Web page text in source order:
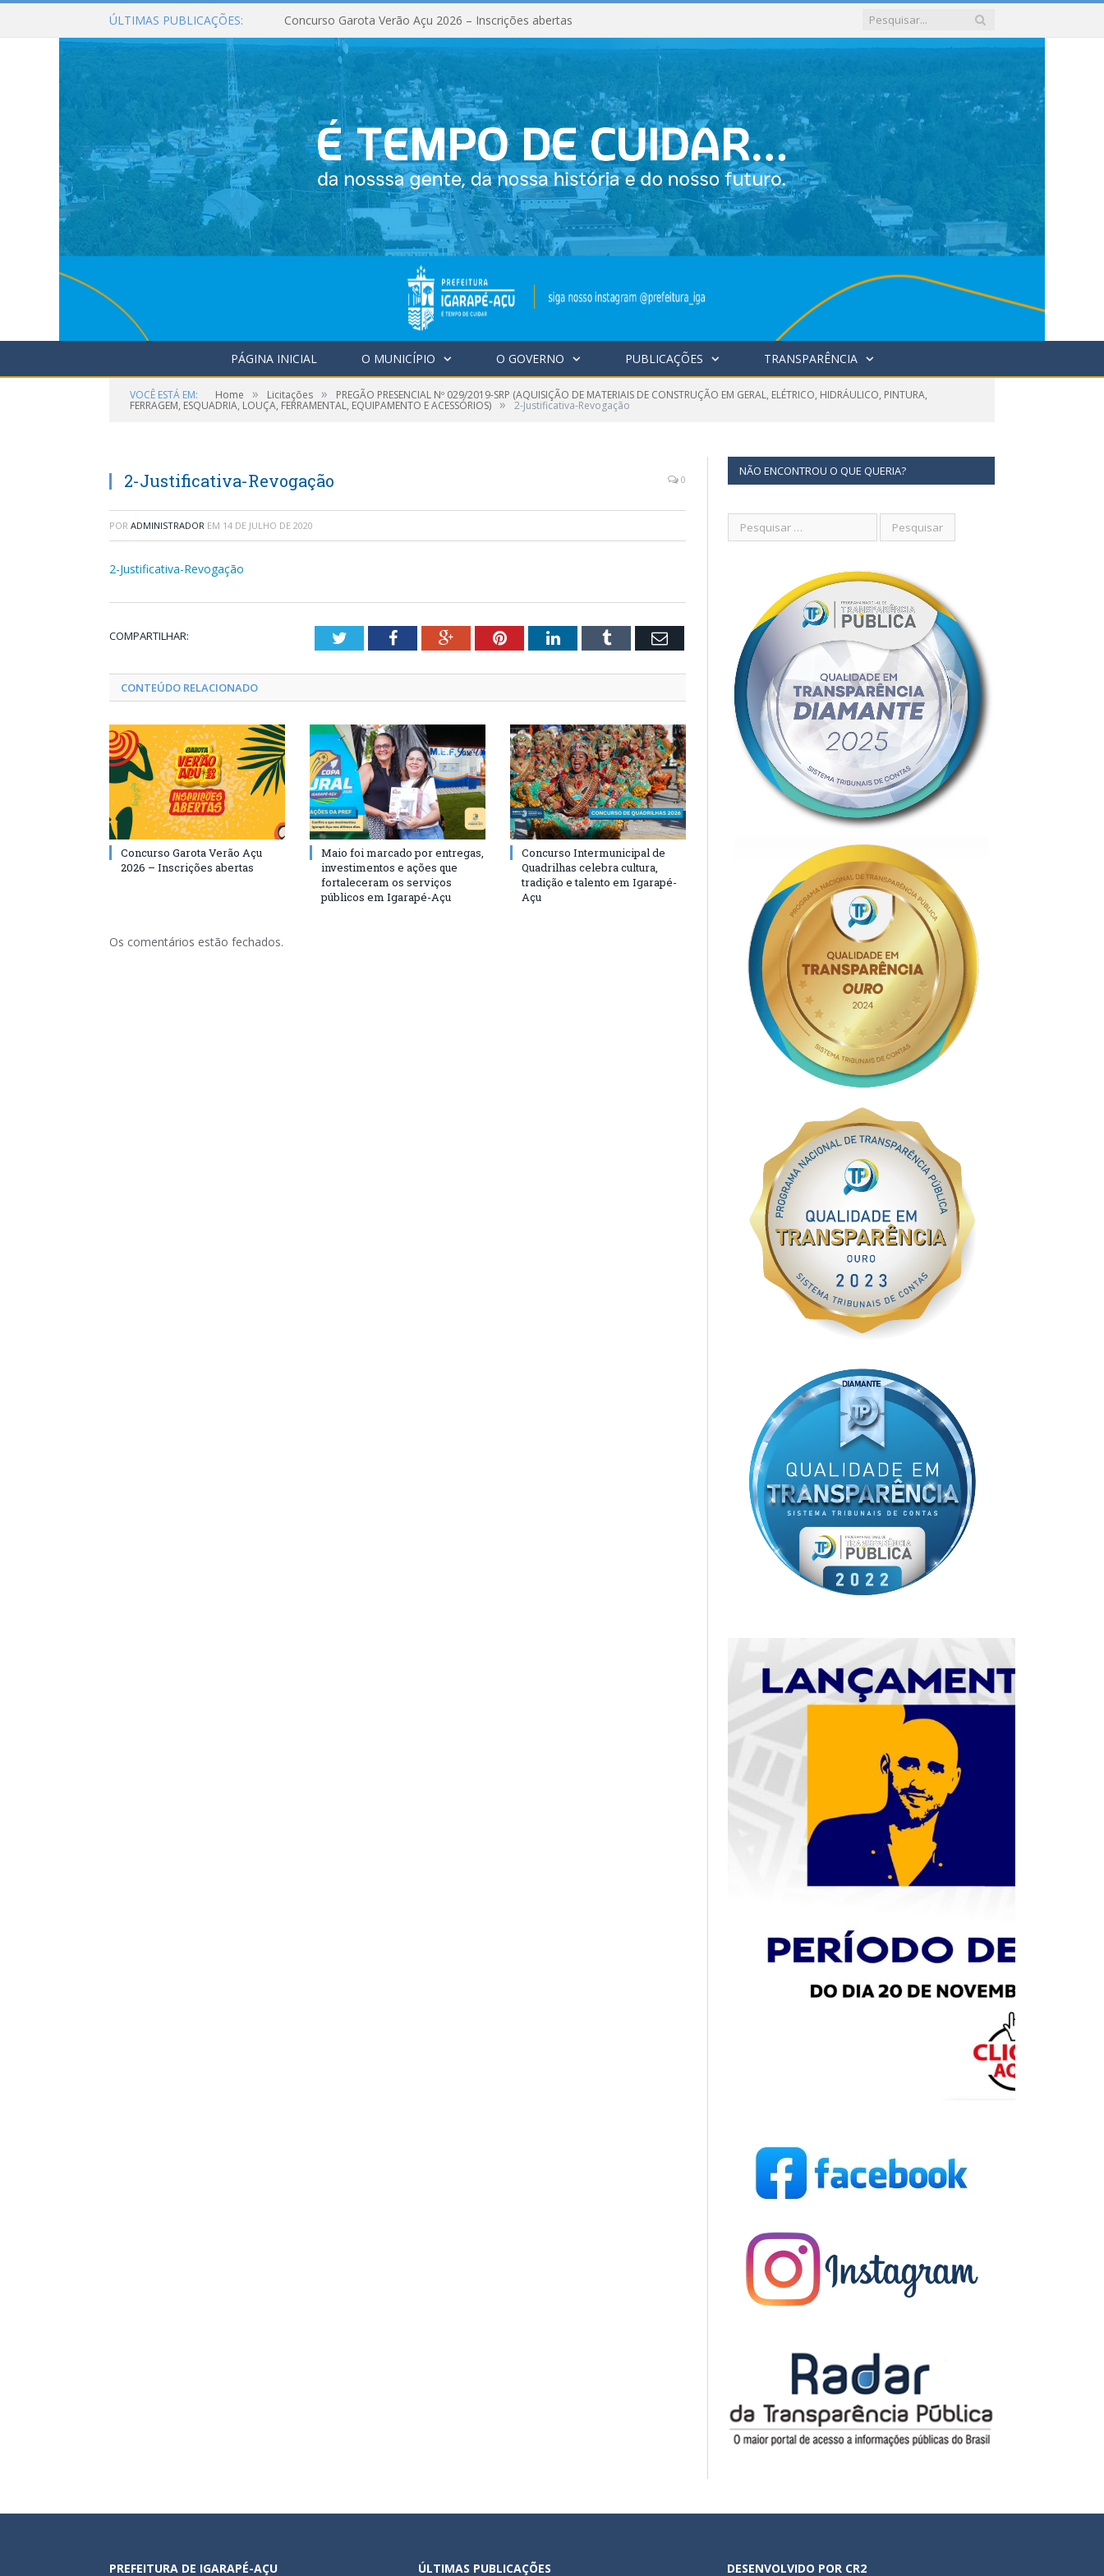
ÚLTIMAS PUBLICAÇÕES: Concurso Garota Verão Açu 2026 – Inscrições abertas
PÁGINA INICIAL O MUNICÍPIO O GOVERNO PUBLICAÇÕES TRANSPARÊNCIA
VOCÊ ESTÁ EM: Home » Licitações » PREGÃO PRESENCIAL Nº 029/2019-SRP (AQUISIÇÃO DE MATERIAIS DE CONSTRUÇÃO EM GERAL, ELÉTRICO, HIDRÁULICO, PINTURA,
FERRAGEM, ESQUADRIA, LOUÇA, FERRAMENTAL, EQUIPAMENTO E ACESSÓRIOS) » 2-Justificativa-Revogação
2-Justificativa-Revogação 0
POR ADMINISTRADOR EM 14 DE JULHO DE 2020
2-Justificativa-Revogação
COMPARTILHAR: TwitterFacebookGoogle+PinterestLinkedInTumblr Email
CONTEÚDO RELACIONADO
Concurso Garota Verão Açu
2026 – Inscrições abertas
Maio foi marcado por entregas,
investimentos e ações que
fortaleceram os serviços
públicos em Igarapé-Açu
Concurso Intermunicipal de
Quadrilhas celebra cultura,
tradição e talento em Igarapé-
Açu
Os comentários estão fechados.
NÃO ENCONTROU O QUE QUERIA?
PREFEITURA DE IGARAPÉ-AÇU ÚLTIMAS PUBLICAÇÕES DESENVOLVIDO POR CR2